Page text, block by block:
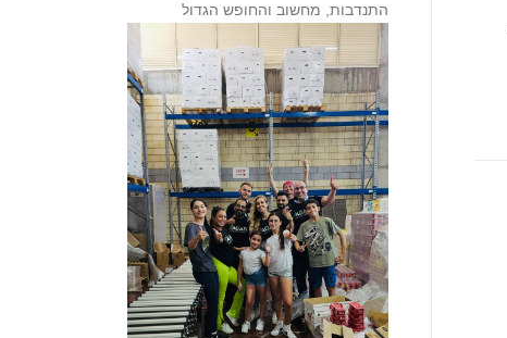
התנדבות, מחשוב והחופש הגדול